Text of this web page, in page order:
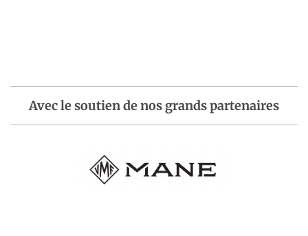
Avec le soutien de nos grands partenaires